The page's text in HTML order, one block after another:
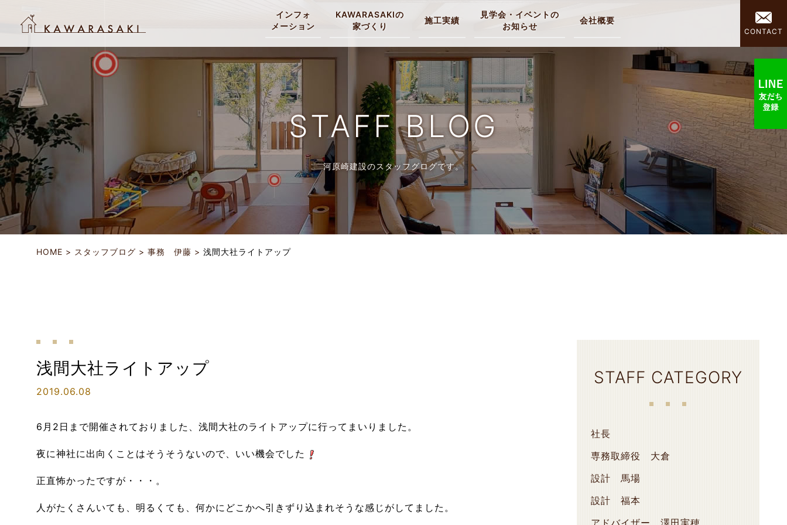
インフォ
メーション
KAWARASAKIの
家づくり
施工実績
見学会・イベントの
お知らせ
会社概要
CONTACT
STAFF BLOG
河原崎建設のスタッフグログです。
HOME スタッフブログ 事務 伊藤 浅間大社ライトアップ
浅間大社ライトアップ
2019.06.08
6月2日まで開催されておりました、浅間大社のライトアップに行ってまいりました。
夜に神社に出向くことはそうそうないので、いい機会でした
正直怖かったですが・・・。
人がたくさんいても、明るくても、何かにどこかへ引きずり込まれそうな感じがしてました。
STAFF CATEGORY
社長
専務取締役 大倉
設計 馬場
設計 福本
アドバイザー 澤田実穂